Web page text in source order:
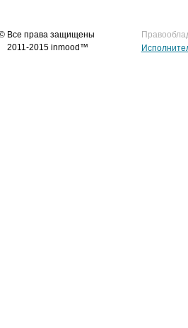
Все права защищены
2011-2015 inmood™